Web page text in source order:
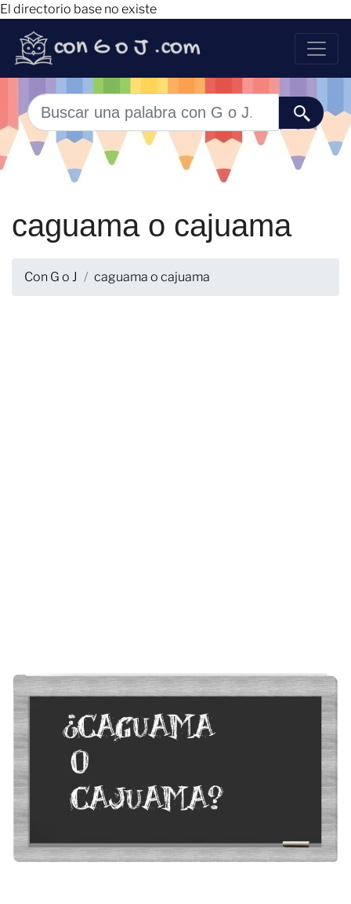
El directorio base no existe
caguama o cajuama
Con G o J caguama o cajuama